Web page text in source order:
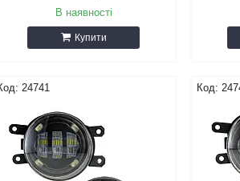
В наявності
Купити
24741